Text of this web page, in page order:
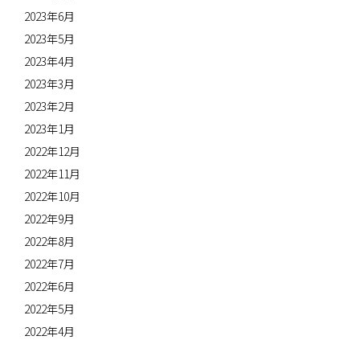
2023年6月
2023年5月
2023年4月
2023年3月
2023年2月
2023年1月
2022年12月
2022年11月
2022年10月
2022年9月
2022年8月
2022年7月
2022年6月
2022年5月
2022年4月